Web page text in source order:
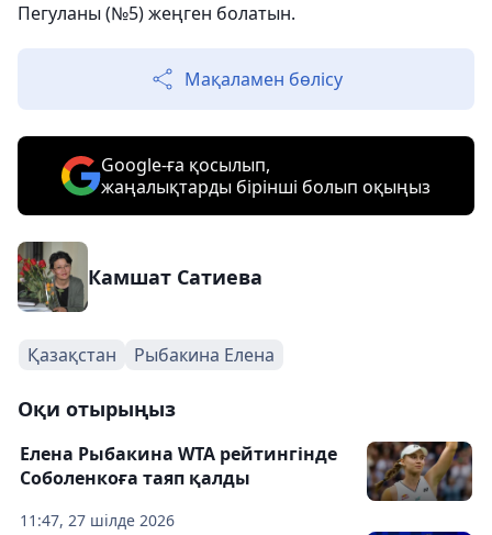
Пегуланы (№5) жеңген болатын.
Мақаламен бөлісу
Google-ға қосылып,
жаңалықтарды бірінші болып оқыңыз
Камшат Сатиева
Қазақстан Рыбакина Елена
Оқи отырыңыз
11:47, 27 шілде 2026
Елена Рыбакина WTA рейтингінде
Соболенкоға таяп қалды